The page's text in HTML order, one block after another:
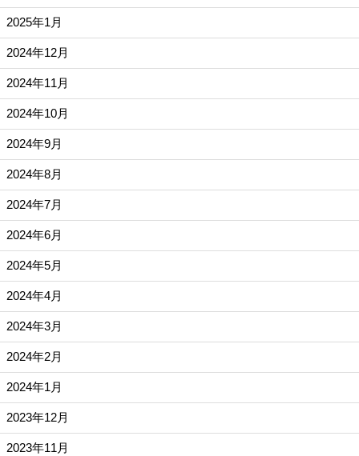
2025年1月
2024年12月
2024年11月
2024年10月
2024年9月
2024年8月
2024年7月
2024年6月
2024年5月
2024年4月
2024年3月
2024年2月
2024年1月
2023年12月
2023年11月